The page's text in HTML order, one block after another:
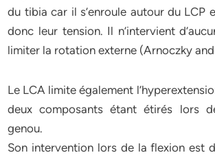
du tibia car il s’enroule autour du LCP
donc leur tension. Il n’intervient
limiter la rotation externe (Arnoczky and
Le LCA limite également
deux composants étant étirés lors
genou.
Son intervention lors de la flexion est